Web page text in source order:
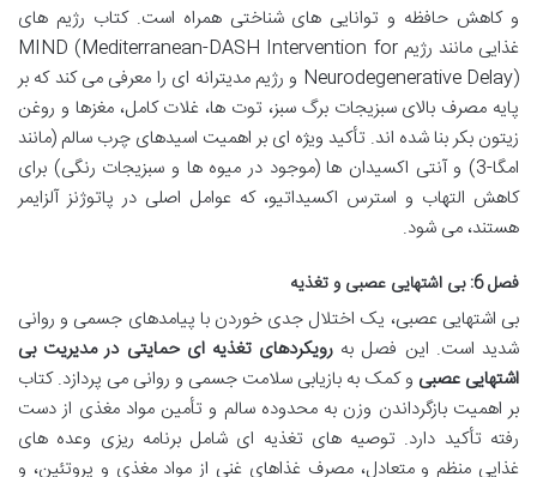
و کاهش حافظه و توانایی های شناختی همراه است. کتاب رژیم های
غذایی مانند رژیم MIND (Mediterranean-DASH Intervention for
Neurodegenerative Delay) و رژیم مدیترانه ای را معرفی می کند که بر
پایه مصرف بالای سبزیجات برگ سبز، توت ها، غلات کامل، مغزها و روغن
زیتون بکر بنا شده اند. تأکید ویژه ای بر اهمیت اسیدهای چرب سالم (مانند
امگا-3) و آنتی اکسیدان ها (موجود در میوه ها و سبزیجات رنگی) برای
کاهش التهاب و استرس اکسیداتیو، که عوامل اصلی در پاتوژنز آلزایمر
هستند، می شود.
فصل 6: بی اشتهایی عصبی و تغذیه
بی اشتهایی عصبی، یک اختلال جدی خوردن با پیامدهای جسمی و روانی
شدید است. این فصل به رویکردهای تغذیه ای حمایتی در مدیریت بی
اشتهایی عصبی و کمک به بازیابی سلامت جسمی و روانی می پردازد. کتاب
بر اهمیت بازگرداندن وزن به محدوده سالم و تأمین مواد مغذی از دست
رفته تأکید دارد. توصیه های تغذیه ای شامل برنامه ریزی وعده های
غذایی منظم و متعادل، مصرف غذاهای غنی از مواد مغذی و پروتئین، و